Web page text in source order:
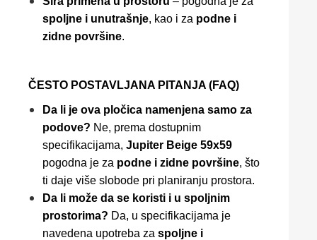
spoljne i unutrašnje, kao i za podne i
zidne površine.
ČESTO POSTAVLJANA PITANJA (FAQ)
Da li je ova pločica namenjena samo za
podove? Ne, prema dostupnim
specifikacijama, Jupiter Beige 59x59
pogodna je za podne i zidne površine, što
ti daje više slobode pri planiranju prostora.
Da li može da se koristi i u spoljnim
prostorima? Da, u specifikacijama je
navedena upotreba za spoljne i